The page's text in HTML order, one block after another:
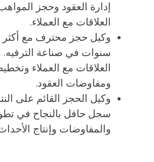
إدارة العقود وحجز
العلاقات مع العملاء.
سنوات في صناعة
العلاقات مع العملاء
ومفاوضات العقود.
وكيل الحجز القائم على
سجل حافل بالنجاح في
والمفاوضات وإنتاج